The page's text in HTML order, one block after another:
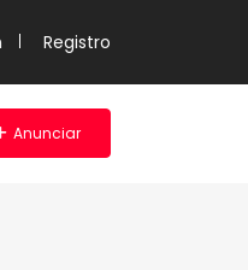
Registro
Anunciar